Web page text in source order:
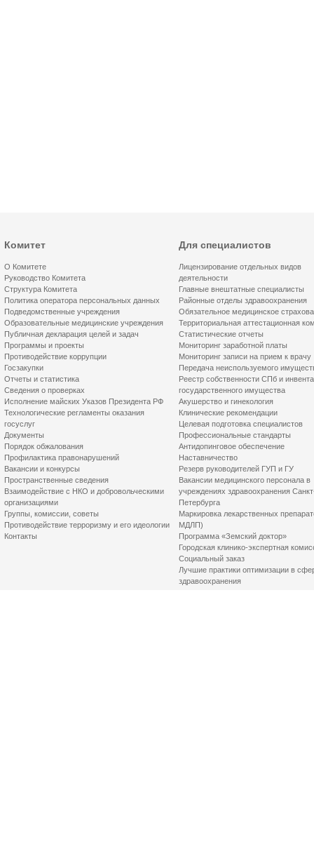
Комитет
О Комитете
Руководство Комитета
Структура Комитета
Политика оператора персональных данных
Подведомственные учреждения
Образовательные медицинские учреждения
Публичная декларация целей и задач
Программы и проекты
Противодействие коррупции
Госзакупки
Отчеты и статистика
Сведения о проверках
Исполнение майских Указов Президента РФ
Технологические регламенты оказания
госуслуг
Документы
Порядок обжалования
Профилактика правонарушений
Вакансии и конкурсы
Пространственные сведения
Взаимодействие с НКО и добровольческими
организациями
Группы, комиссии, советы
Противодействие терроризму и его идеологии
Контакты
Для специалистов
Лицензирование отдельных видов
деятельности
Главные внештатные специалисты
Районные отделы здравоохранения
Обязательное медицинское
Территориальная аттестационная
Статистические отчеты
Мониторинг заработной платы
Мониторинг записи на прием к врачу
Передача неиспользуемого
Реестр собственности СПб и
государственного имущества
Акушерство и гинекология
Клинические рекомендации
Целевая подготовка специалистов
Профессиональные стандарты
Антидопинговое обеспечение
Наставничество
Резерв руководителей ГУП и ГУ
Вакансии медицинского персонала в
учреждениях здравоохранения
Петербурга
Маркировка лекарственных
МДЛП)
Программа «Земский доктор»
Городская клинико-экспертная
Социальный заказ
Лучшие практики оптимизации в
здравоохранения